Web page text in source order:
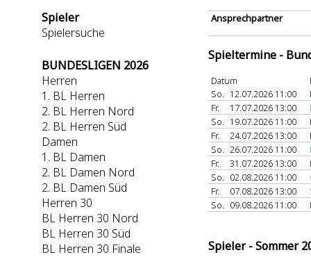
Spieler
Spielersuche
BUNDESLIGEN 2026
Herren
1. BL Herren
2. BL Herren Nord
2. BL Herren Süd
Damen
1. BL Damen
2. BL Damen Nord
2. BL Damen Süd
Herren 30
BL Herren 30 Nord
BL Herren 30 Süd
BL Herren 30 Finale
Ansprechpartner
Spieltermine -
Datum
So. 12.07.2026 11:00
Fr.
17.07.2026 13:00
So. 19.07.2026 11:00
Fr.
24.07.2026 13:00
So. 26.07.2026 11:00
Fr.
31.07.2026 13:00
So. 02.08.2026 11:00
Fr.
07.08.2026 13:00
So. 09.08.2026 11:00
Spieler - Sommer